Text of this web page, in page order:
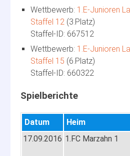
1.E-Junioren
Staffel 12 3.Platz
667512
1.E-Junioren
Staffel 15 6.Platz
660322
Datum Heim
17.09.2016 1.FC Marzahn 1